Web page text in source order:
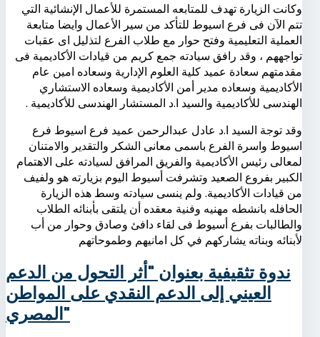
وكانت الزيارة تهدف للمتابعه المستمرة للأعمال الإنشائية التي
تتم الآن فى فرع اسيوط للتأكد من سير الأعمال وايضا متابعة
العملية التعليمية وفتح حوار مع طلاب الفرع لتذليل اى عقبات
تواجههم ، وقد رافق سيادته جمع كريم من قيادات الأكاديمية فى
مقدمتهم سعادة عميد كلية العلوم الإدارية وسعاده امين عام
الأكاديمية وسعاده مدير أمن الأكاديمية وسعاده الاستشاري
الهندسى للأكاديمية والسيد ا.د المستشار الهندسى للأكاديمية .
وقد توجة السيد ا.د عادل عبدالرحمن عميد فرع اسيوط فرع
اسيوط واسرة الفرع باسمى معانى الشكر والتقدير والامتنان
لمعالى رئيس الأكاديمية والفريق المرافق لسيادته على الاهتمام
الكبير بفروع الصعيد وتشرفت أسيوط اليوم بزيارته هو ولفيف
من قيادات الأكاديمية. ولم ينسى سيادته وسط هذه الزيارة
الحافله بانشطه مهنيه وفنية معقده أن يلتقى بأبنائه الطلاب
والطالبات بفرع أسيوط فى لقاء دافئ وصادق وحوار من أب
لأبنائه وبناته يشاركهم في كل امانيهم وطموحاتهم
ندوة تثقيفية بعنوان "أثر التحول من الدعم
العيني إلى الدعم النقدي على المواطن
المصري"